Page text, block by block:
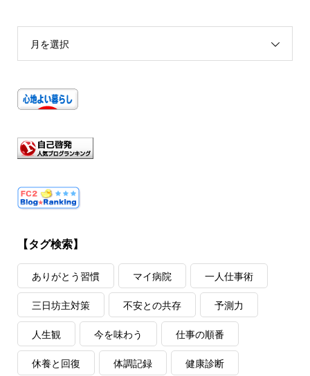
月を選択
【タグ検索】
ありがとう習慣 マイ病院 一人仕事術
三日坊主対策 不安との共存 予測力
人生観 今を味わう 仕事の順番
休養と回復 体調記録 健康診断